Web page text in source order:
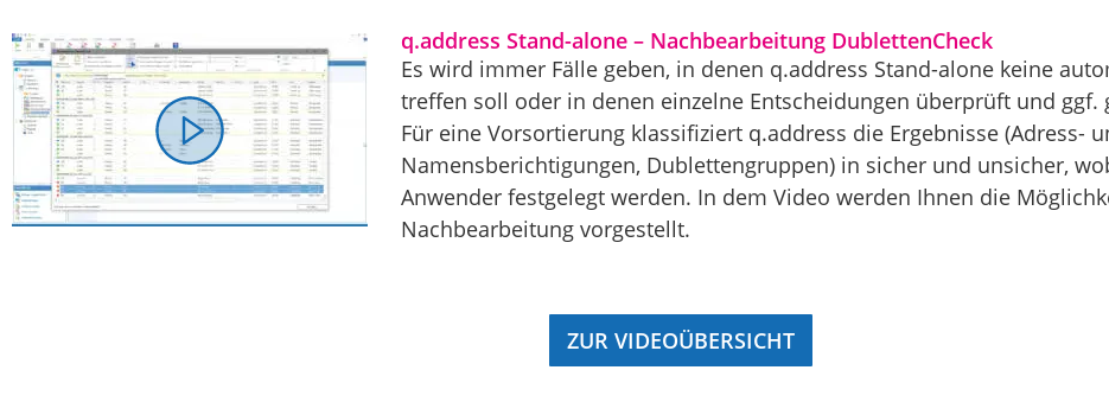
q.address Stand-alone – Nachbearbeitung DublettenCheck
Es wird immer Fälle geben, in denen q.address Stand-alone keine
treffen soll oder in denen einzelne Entscheidungen überprüft und ggf.
Für eine Vorsortierung klassifiziert q.address die Ergebnisse (Adress-
Namensberichtigungen, Dublettengruppen) in sicher und unsicher,
Anwender festgelegt werden. In dem Video werden Ihnen die
Nachbearbeitung vorgestellt.
ZUR VIDEOÜBERSICHT